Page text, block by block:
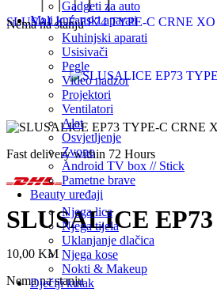
Gadgeti za auto
Mali kućanski aparati
Kuhinjski aparati
Usisivači
Pegle
Video nadzor
Projektori
Ventilatori
Alat
Osvjetljenje
Zvono
Android TV box // Stick
Pametne brave
Beauty uređaji
Njega lica
Njega tijela
Uklanjanje dlačica
Njega kose
Nokti & Makeup
Dječiji kutak
SLUSALICE EP74 TYPE-C CRNE XO
Nema na stanju
Fast delivery within 72 Hours
SLUSALICE
10,00 KM
Nema na stanju